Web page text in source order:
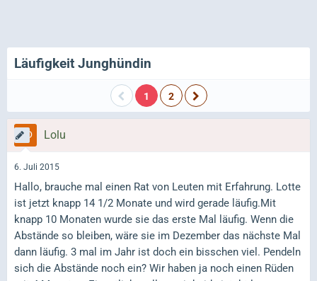
Läufigkeit Junghündin
1 2
Lolu
6. Juli 2015
Hallo, brauche mal einen Rat von Leuten mit Erfahrung. Lotte
ist jetzt knapp 14 1/2 Monate und wird gerade läufig.Mit
knapp 10 Monaten wurde sie das erste Mal läufig. Wenn die
Abstände so bleiben, wäre sie im Dezember das nächste Mal
dann läufig. 3 mal im Jahr ist doch ein bisschen viel. Pendeln
sich die Abstände noch ein? Wir haben ja noch einen Rüden